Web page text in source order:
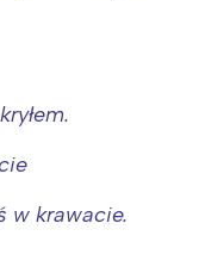
w krawacie.